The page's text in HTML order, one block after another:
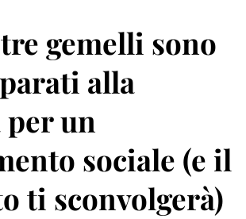
gemelli sono
alla
per un
sociale (e il
ti sconvolgerà)